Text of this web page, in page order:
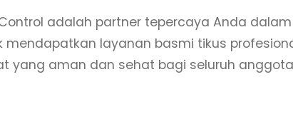
adalah partner tepercaya Anda
layanan basmi tikus
yang aman dan sehat bagi seluruh